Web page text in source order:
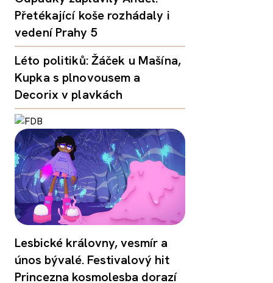
Přetékající koše rozhádaly i
vedení Prahy 5
Léto politiků: Žáček u Mašína,
Kupka s plnovousem a
Decorix v plavkách
Lesbické královny, vesmír a
únos bývalé. Festivalový hit
Princezna kosmolesba dorazí